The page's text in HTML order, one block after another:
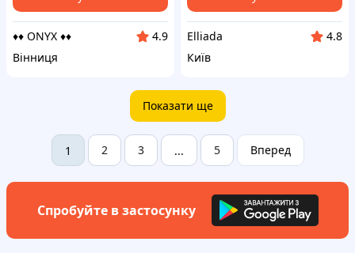
♦♦ ONYX ♦♦
4.9
Вінниця
Elliada
4.8
Київ
Показати ще
1 2 3 ... 5 Вперед
Спробуйте в застосунку